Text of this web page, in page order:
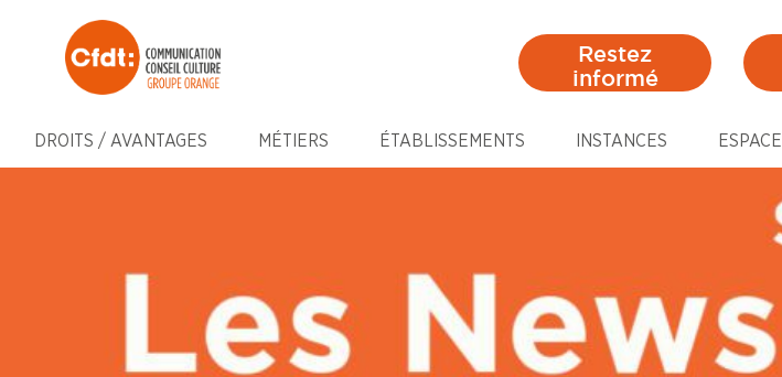
Restez
informé
DROITS / AVANTAGES MÉTIERS ÉTABLISSEMENTS INSTANCES